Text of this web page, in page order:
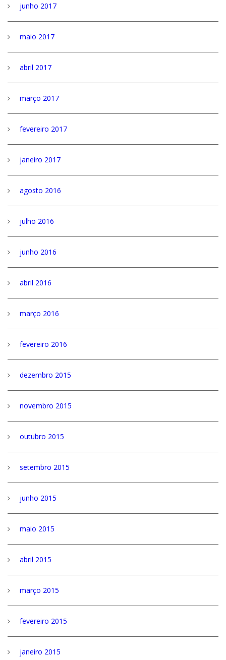
junho 2017
maio 2017
abril 2017
março 2017
fevereiro 2017
janeiro 2017
agosto 2016
julho 2016
junho 2016
abril 2016
março 2016
fevereiro 2016
dezembro 2015
novembro 2015
outubro 2015
setembro 2015
junho 2015
maio 2015
abril 2015
março 2015
fevereiro 2015
janeiro 2015